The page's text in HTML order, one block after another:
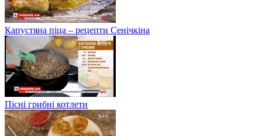
Капустяна піца – рецепти Сенічкіна
Пісні грибні котлети